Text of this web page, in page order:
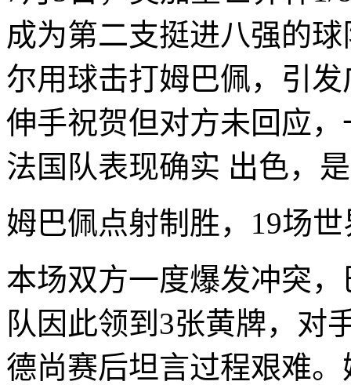
成为第二支挺进八强的
尔用球击打姆巴佩，引
伸手祝贺但对方未回应
法国队表现确实 出色，
姆巴佩点射制胜，19场
本场双方一度爆发冲突
队因此领到3张黄牌，对
德尚赛后坦言过程艰难